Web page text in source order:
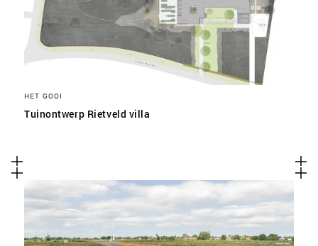
HET GOOI
Tuinontwerp Rietveld villa